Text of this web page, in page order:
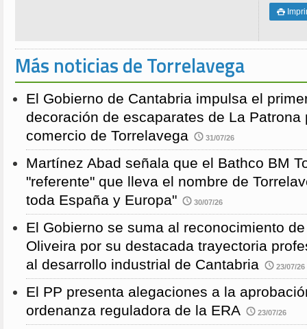

Más noticias de Torrelavega
El Gobierno de Cantabria impulsa el
decoración de escaparates de La Patrona
comercio de Torrelavega
31/07/26
Martínez Abad señala que el Bathco BM
"referente" que lleva el nombre de
toda España y Europa"
30/07/26
El Gobierno se suma al reconocimiento
Oliveira por su destacada trayectoria
al desarrollo industrial de Cantabria
23/07/26
El PP presenta alegaciones a la
ordenanza reguladora de la ERA
23/07/26